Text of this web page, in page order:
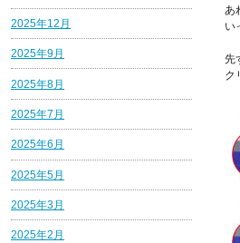
あ
い
先
ク
2025年12月
2025年9月
2025年8月
2025年7月
2025年6月
2025年5月
2025年3月
2025年2月